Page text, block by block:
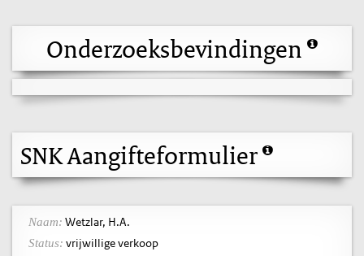
Onderzoeksbevindingen
SNK Aangifteformulier
Naam: Wetzlar, H.A.
Status: vrijwillige verkoop